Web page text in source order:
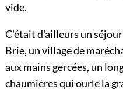
vide.
C'était d'ailleurs un
Brie, un village de
aux mains gercées, un
chaumières qui ourle la